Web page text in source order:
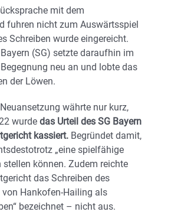
mit dem
fuhren nicht zum Auswärtsspiel
Schreiben wurde eingereicht.
(SG) setzte daraufhin im
neu an und lobte das
der Löwen.
währte nur kurz,
wurde das Urteil des SG Bayern
kassiert. Begründet damit,
„eine spielfähige
können. Zudem reichte
das Schreiben des
Hankofen-Hailing als
bezeichnet – nicht aus.